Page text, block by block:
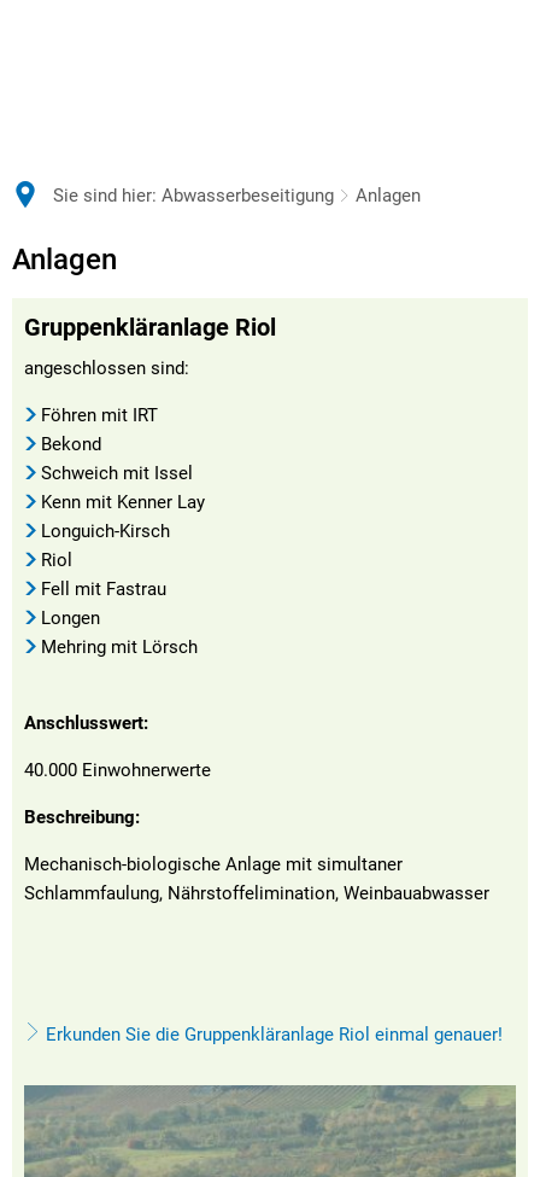
Sie sind hier: Abwasserbeseitigung Anlagen
Anlagen
Anlagen
Gruppenkläranlage Riol
angeschlossen sind:
Föhren mit IRT
Bekond
Schweich mit Issel
Kenn mit Kenner Lay
Longuich-Kirsch
Riol
Fell mit Fastrau
Longen
Mehring mit Lörsch
Anschlusswert:
40.000 Einwohnerwerte
Beschreibung:
Mechanisch-biologische Anlage mit simultaner
Schlammfaulung, Nährstoffelimination, Weinbauabwasser
Erkunden Sie die Gruppenkläranlage Riol einmal genauer!